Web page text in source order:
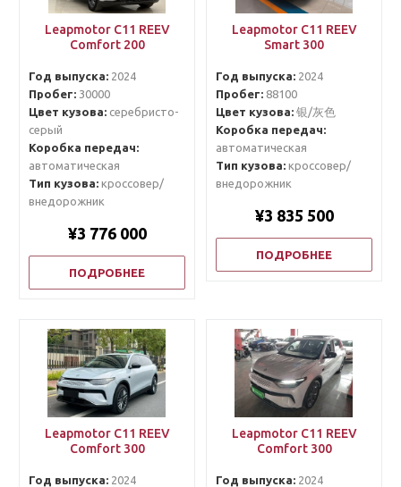
Leapmotor C11 REEV
Comfort 200
Год выпуска:2024
Пробег:30000
Цвет кузова:серебристо-
серый
Коробка передач:
автоматическая
Тип кузова:кроссовер/
внедорожник
¥3 776 000
ПОДРОБНЕЕ
Leapmotor C11 REEV
Smart 300
Год выпуска:2024
Пробег:88100
Цвет кузова:银/灰色
Коробка передач:
автоматическая
Тип кузова:кроссовер/
внедорожник
¥3 835 500
ПОДРОБНЕЕ
Leapmotor C11 REEV
Comfort 300
Год выпуска:2024
Leapmotor C11 REEV
Comfort 300
Год выпуска:2024